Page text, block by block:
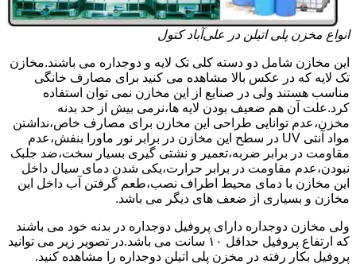
انواع مخزن پلی اتیلن در علی‌آباد کتول
این مخازن شامل دو دسته کلی تک لایه و دوجداره می باشند.مخازن
تک لایه که در عکس بالا مشاهده می کنید برای مصارف خانگی
مناسب هستند ولی در صنایع از این مخازن نمی توان استفاده
کرد.علت آن هم ضعیف بودن لایه ها،نرمی بیش از حد بدنه
مخزن،عدم توانایی طراحی این مخازن برای مصارف خاص،نداشتن
مواد آنتی UV در سطح این مخازن در برابر نور ماورا بنفش،عدم
مقاومت در برابر ضربه،تعمیر و نشتی گیری بسیار سخت،ضد جلبک
نبودن،عدم مقاومت در برابر حرارت،یکی شدن دمای سیال داخل
این مخازن با دمای محیط اطراف نصب،طعم گرفتن آب داخل این
مخازن و بسیاری از ضعف های دیگر می باشد.
ولی مخازن دوجداره دارای پروفیل دوجداره در بدنه خود می باشند
که ارتفاع پروفیل حداقل ۱۰ سانت می باشد.در تصویر زیر می توانید
پروفیل بکار رفته در مخزن پلی اتیلن دوجداره را مشاهده کنید.